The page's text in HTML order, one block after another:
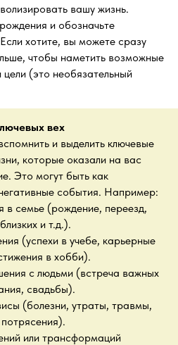
вашу жизнь.
и обозначьте
хотите, вы можете сразу
чтобы наметить возможные
(это необязательный
вех
и выделить ключевые
которые оказали на вас
Это могут быть как
события. Например:
в семье (рождение, переезд,
и т.д.).
(успехи в учебе, карьерные
в хобби).
с людьми (встреча важных
свадьбы).
(болезни, утраты, травмы,
или трансформаций